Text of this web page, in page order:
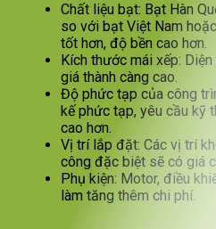
Chất liệu bạt: Bạt Hàn
so với bạt Việt Nam
tốt hơn, độ bền cao hơn.
Kích thước mái xếp:
giá thành càng cao.
Độ phức tạp của công
kế phức tạp, yêu cầu kỹ
cao hơn.
Vị trí lắp đặt: Các vị trí
công đặc biệt sẽ có giá
Phụ kiện: Motor, điều
làm tăng thêm chi phí.